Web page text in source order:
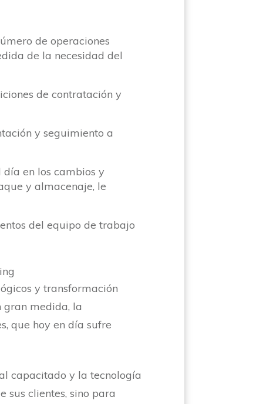
de operaciones
de la necesidad del
de contratación y
y seguimiento a
en los cambios y
y almacenaje, le
del equipo de trabajo
y transformación
medida, la
que hoy en día sufre
capacitado y la tecnología
sus clientes, sino para